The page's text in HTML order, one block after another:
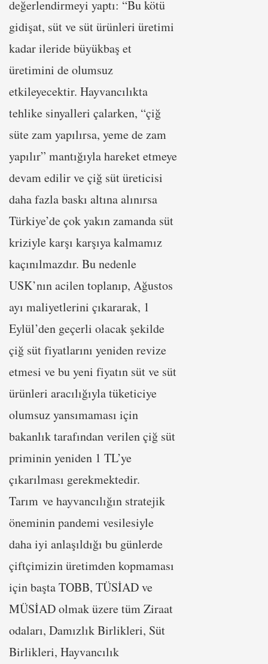
değerlendirmeyi yaptı: “Bu kötü
gidişat, süt ve süt ürünleri üretimi
kadar ileride büyükbaş et
üretimini de olumsuz
etkileyecektir. Hayvancılıkta
tehlike sinyalleri çalarken, “çiğ
süte zam yapılırsa, yeme de zam
yapılır” mantığıyla hareket etmeye
devam edilir ve çiğ süt üreticisi
daha fazla baskı altına alınırsa
Türkiye’de çok yakın zamanda süt
kriziyle karşı karşıya kalmamız
kaçınılmazdır. Bu nedenle
USK’nın acilen toplanıp, Ağustos
ayı maliyetlerini çıkararak, 1
Eylül’den geçerli olacak şekilde
çiğ süt fiyatlarını yeniden revize
etmesi ve bu yeni fiyatın süt ve süt
ürünleri aracılığıyla tüketiciye
olumsuz yansımaması için
bakanlık tarafından verilen çiğ süt
priminin yeniden 1 TL’ye
çıkarılması gerekmektedir.
Tarım ve hayvancılığın stratejik
öneminin pandemi vesilesiyle
daha iyi anlaşıldığı bu günlerde
çiftçimizin üretimden kopmaması
için başta TOBB, TÜSİAD ve
MÜSİAD olmak üzere tüm Ziraat
odaları, Damızlık Birlikleri, Süt
Birlikleri, Hayvancılık